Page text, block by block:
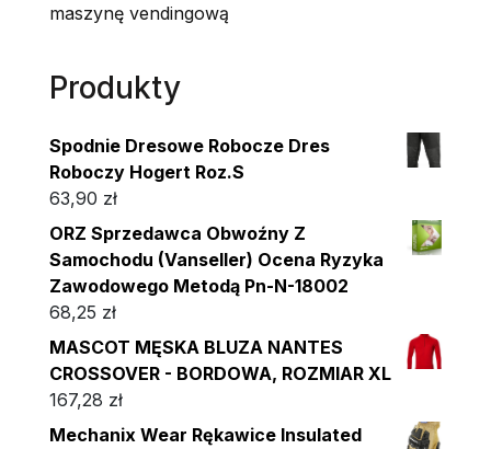
maszynę vendingową
Produkty
Spodnie Dresowe Robocze Dres
Roboczy Hogert Roz.S
63,90 zł
ORZ Sprzedawca Obwoźny Z
Samochodu (Vanseller) Ocena Ryzyka
Zawodowego Metodą Pn-N-18002
68,25 zł
MASCOT MĘSKA BLUZA NANTES
CROSSOVER - BORDOWA, ROZMIAR XL
167,28 zł
Mechanix Wear Rękawice Insulated